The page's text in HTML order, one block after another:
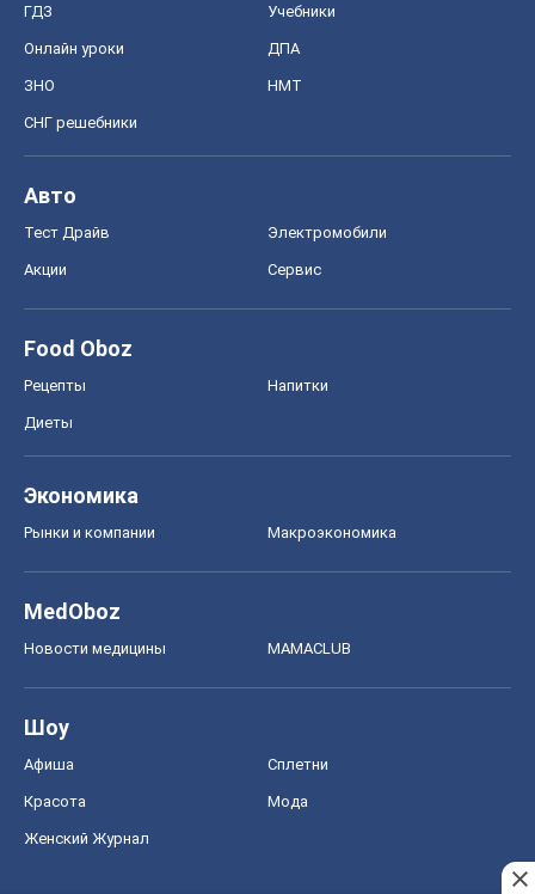
ГДЗ Учебники
Онлайн уроки ДПА
ЗНО НМТ
СНГ решебники
Авто
Тест Драйв Электромобили
Акции Сервис
Food Oboz
Рецепты Напитки
Диеты
Экономика
Рынки и компании Mакроэкономика
MedOboz
Новости медицины MAMACLUB
Шоу
Афиша Сплетни
Красота Мода
Женский Журнал